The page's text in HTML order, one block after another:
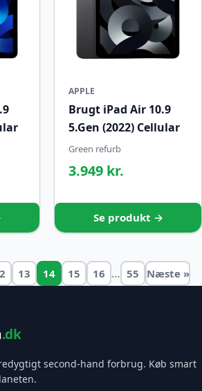
APPLE
Brugt iPad Air 10.9
5.Gen (2022) Cellular
Green refurb
3.949 kr.
Se produkt →
13 14 15 16 … 55 Næste »
.dk
second-hand forbrug. Køb smart